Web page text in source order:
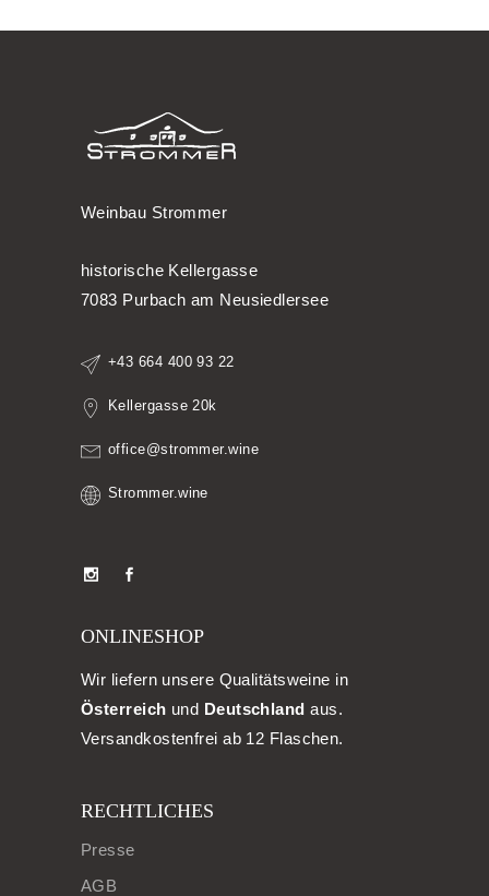
Weinbau Strommer
historische Kellergasse
7083 Purbach am Neusiedlersee
+43 664 400 93 22
Kellergasse 20k
office@strommer.wine
Strommer.wine
ONLINESHOP
Wir liefern unsere Qualitätsweine in
Österreich und Deutschland aus.
Versandkostenfrei ab 12 Flaschen.
RECHTLICHES
Presse
AGB